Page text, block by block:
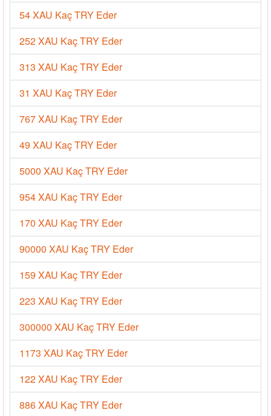
54 XAU Kaç TRY Eder
252 XAU Kaç TRY Eder
313 XAU Kaç TRY Eder
31 XAU Kaç TRY Eder
767 XAU Kaç TRY Eder
49 XAU Kaç TRY Eder
5000 XAU Kaç TRY Eder
954 XAU Kaç TRY Eder
170 XAU Kaç TRY Eder
90000 XAU Kaç TRY Eder
159 XAU Kaç TRY Eder
223 XAU Kaç TRY Eder
300000 XAU Kaç TRY Eder
1173 XAU Kaç TRY Eder
122 XAU Kaç TRY Eder
886 XAU Kaç TRY Eder